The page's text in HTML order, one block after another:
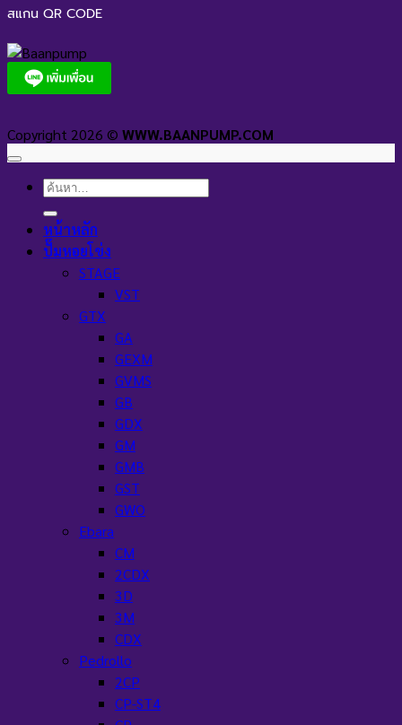
สแกน QR CODE
Copyright 2026 © WWW.BAANPUMP.COM
ค้นหา:
หน้าหลัก
ปั๊มหอยโข่ง
STAGE
VST
GTX
GA
GEXM
GVMS
GB
GDX
GM
GMB
GST
GWO
Ebara
CM
2CDX
3D
3M
CDX
Pedrollo
2CP
CP-ST4